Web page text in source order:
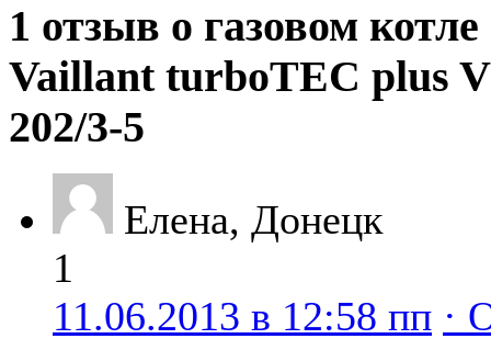
1 отзыв о газовом котле
Vaillant turboTEC plus
202/3-5
Елена, Донецк
1
11.06.2013 в 12:58 пп ·